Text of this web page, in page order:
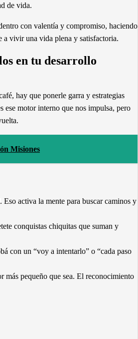
de vida.
con valentía y compromiso, haciendo
a vivir una vida plena y satisfactoria.
en tu desarrollo
hay que ponerle garra y estrategias
ese motor interno que nos impulsa, pero
Misiones
activa la mente para buscar caminos y
conquistas chiquitas que suman y
con un “voy a intentarlo” o “cada paso
más pequeño que sea. El reconocimiento